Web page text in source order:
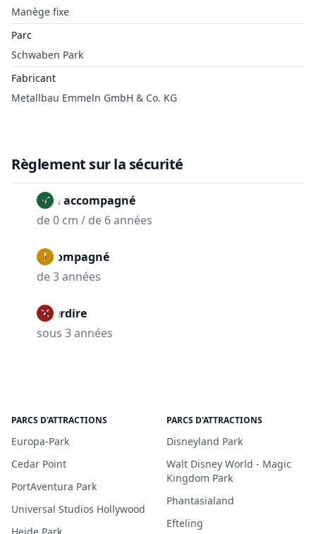
Manège fixe
Parc
Schwaben Park
Fabricant
Metallbau Emmeln GmbH & Co. KG
Règlement sur la sécurité
Non accompagné
de 0 cm / de 6 années
Accompagné
de 3 années
Interdire
sous 3 années
PARCS D'ATTRACTIONS
Europa-Park
Cedar Point
PortAventura Park
Universal Studios Hollywood
PARCS D'ATTRACTIONS
Disneyland Park
Walt Disney World - Magic
Kingdom Park
Phantasialand
Efteling